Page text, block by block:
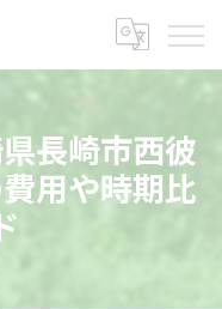
長崎市西彼
用や時期比